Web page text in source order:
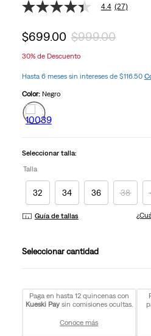
4.4
5
estrellas,
medio
valoración.
Read
27
Reviews.
Enlace
página.
4.4 (27)
$699.00 $999.00
30%de Descuento
Hasta 6 meses sin intereses de $116.50
Color: Negro
Seleccionar talla:
Talla
32 34 36 38
Guía de tallas
cantidad
Paga en hasta 12 quincenas con
Kueski Paysin comisiones ocultas.
Conoce más